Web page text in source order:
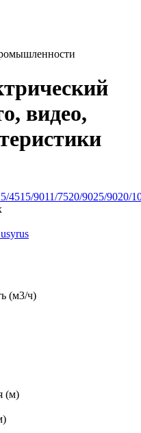
видео,
4515/9011/7520/9025/9020/
(м3/ч)
(м)